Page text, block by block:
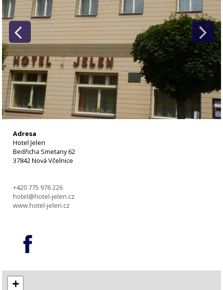
Adresa
Hotel Jelen
Bedřicha Smetany 62
37842 Nová Včelnice
+420 775 976 226
hotel@hotel-jelen.cz
www.hotel-jelen.cz
+